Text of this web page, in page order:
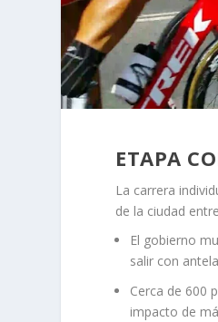
ETAPA
La carrera
de la ciudad
El gobierno
salir con
Cerca de 600
impacto de